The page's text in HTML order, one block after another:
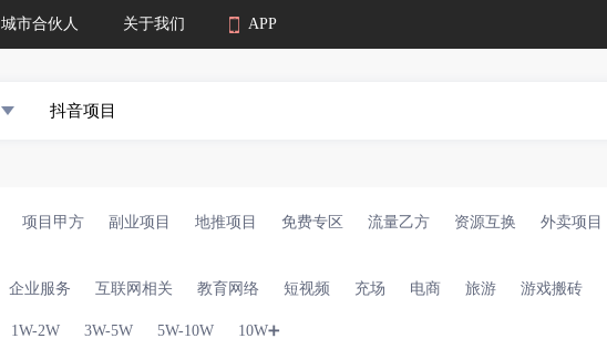
城市合伙人 关于我们 APP
项目甲方 副业项目 地推项目 免费专区 流量乙方 资源互换 外卖项目
企业服务 互联网相关 教育网络 短视频 充场 电商 旅游 游戏搬砖
1W-2W 3W-5W 5W-10W 10W➕